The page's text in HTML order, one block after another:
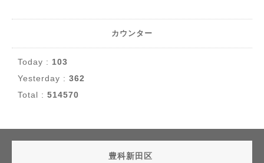
カウンター
Today : 103
Yesterday : 362
Total : 514570
豊科新田区